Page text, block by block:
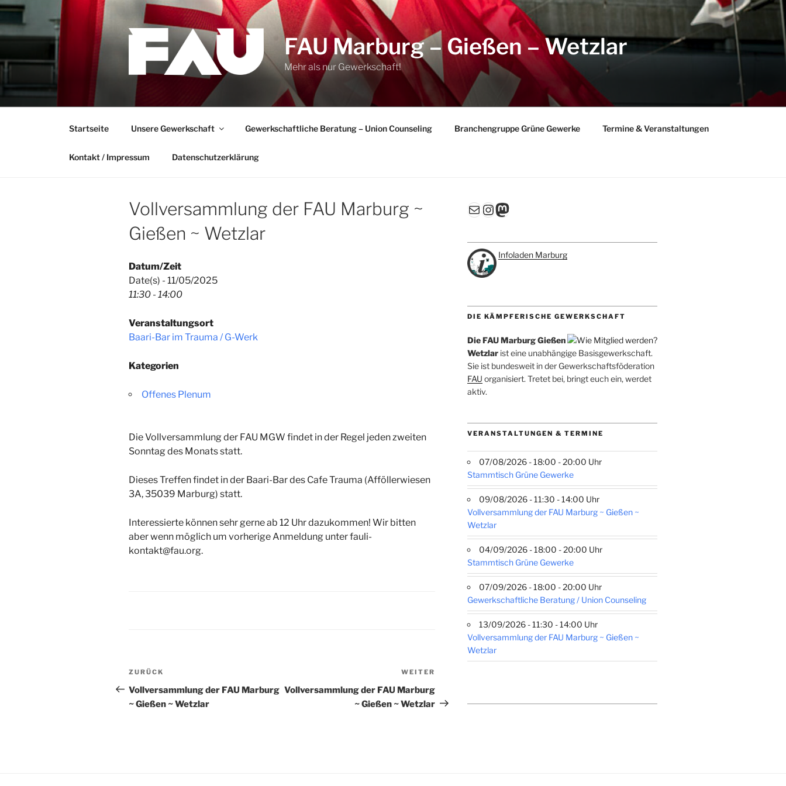
Zum
Inhalt
springen
FAU Marburg – Gießen – Wetzlar
Mehr als nur Gewerkschaft!
Startseite Unsere Gewerkschaft Gewerkschaftliche Beratung – Union Counseling Branchengruppe Grüne Gewerke Termine & Veranstaltungen
Kontakt / Impressum Datenschutzerklärung
Vollversammlung der FAU Marburg ~
Gießen ~ Wetzlar
Datum/Zeit
Date(s) - 11/05/2025
11:30 - 14:00
Veranstaltungsort
Baari-Bar im Trauma / G-Werk
Kategorien
Offenes Plenum
Die Vollversammlung der FAU MGW findet in der Regel jeden zweiten
Sonntag des Monatsstatt.
Dieses Treffen findet in der Baari-Bar des Cafe Trauma (Afföllerwiesen
3A, 35039 Marburg) statt.
Interessierte können sehr gerne ab 12 Uhr dazukommen! Wir bitten
aber wenn möglich um vorherige Anmeldung unter fauli-
kontakt@fau.org.
Beitragsnavigation
Vorheriger
Beitrag
ZURÜCK
Vollversammlung der FAU Marburg
~ Gießen ~ Wetzlar
Beitrag
WEITER
Vollversammlung der FAU Marburg
~ Gießen ~ Wetzlar
E-MailInstagram
Mastodon
Infoladen Marburg
DIE KÄMPFERISCHE GEWERKSCHAFT
Die FAU Marburg Gießen
Wetzlarist eine unabhängige Basisgewerkschaft.
Sie ist bundesweit in der Gewerkschaftsföderation
FAU organisiert. Tretet bei, bringt euch ein, werdet
aktiv.
VERANSTALTUNGEN & TERMINE
07/08/2026 - 18:00 - 20:00 Uhr
Stammtisch Grüne Gewerke
09/08/2026 - 11:30 - 14:00 Uhr
Vollversammlung der FAU Marburg ~ Gießen ~
Wetzlar
04/09/2026 - 18:00 - 20:00 Uhr
Stammtisch Grüne Gewerke
07/09/2026 - 18:00 - 20:00 Uhr
Gewerkschaftliche Beratung / Union Counseling
13/09/2026 - 11:30 - 14:00 Uhr
Vollversammlung der FAU Marburg ~ Gießen ~
Wetzlar